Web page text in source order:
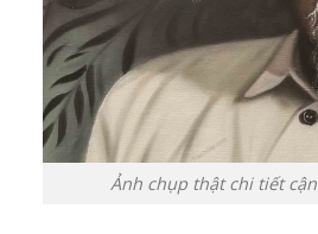
Ảnh chụp thật chi tiết